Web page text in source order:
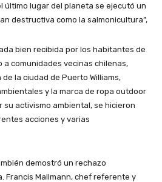
último lugar del planeta se ejecutó un
destructiva como la salmonicultura”,
bien recibida por los habitantes de
a comunidades vecinas chilenas,
la ciudad de Puerto Williams,
y la marca de ropa outdoor
activismo ambiental, se hicieron
acciones y varias
demostró un rechazo
Francis Mallmann, chef referente y